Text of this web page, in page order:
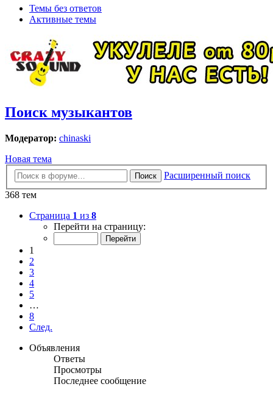
Темы без ответов
Активные темы
Поиск музыкантов
Модератор: chinaski
Новая тема
Поиск
Расширенный поиск
368 тем
Страница 1 из 8
Перейти на страницу:
1
2
3
4
5
…
8
След.
Объявления
Ответы
Просмотры
Последнее сообщение